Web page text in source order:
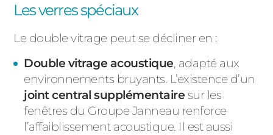
Les verres spéciaux
Le double vitrage peut se décliner en :
Double vitrage acoustique, adapté aux
environnements bruyants. L’existence d’un
jointcentral supplémentaire sur les
fenêtres du Groupe Janneau renforce
l’affaiblissement acoustique. Il est aussi